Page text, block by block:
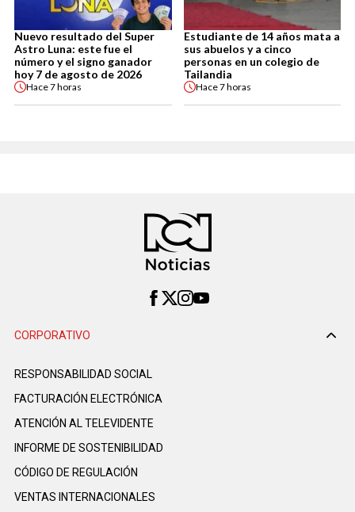
Nuevo resultado del Super
Astro Luna: este fue el
número y el signo ganador
hoy 7 de agosto de 2026
Hace7 horas
Estudiante de 14 años mata a
sus abuelos y a cinco
personas en un colegio de
Tailandia
Hace7 horas
CORPORATIVO
RESPONSABILIDAD SOCIAL
FACTURACIÓN ELECTRÓNICA
ATENCIÓN AL TELEVIDENTE
INFORME DE SOSTENIBILIDAD
CÓDIGO DE REGULACIÓN
VENTAS INTERNACIONALES